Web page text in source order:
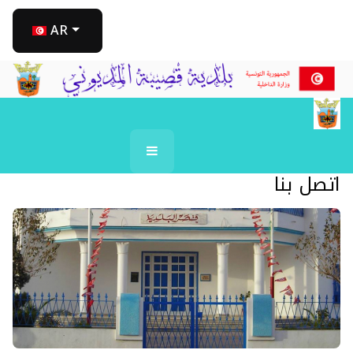
اختر لغتك
AR
اتصل بنا